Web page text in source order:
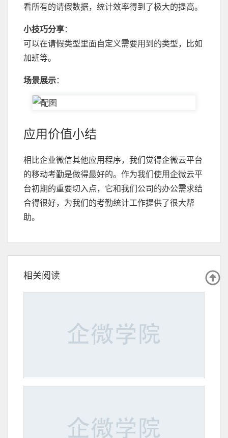
看所有的请假数据，统计效率得到了极大的提高。
小技巧分享：
可以在请假类型里面自定义需要用到的类型，比如
加班等。
场景展示：
应用价值小结
相比企业微信其他应用程序，我们觉得企微云平台
的移动考勤是做得最好的。作为我们使用企微云平
台初期的重要切入点，它和我们公司的办公需求结
合得很好，为我们的考勤统计工作提供了很大帮
助。
相关阅读